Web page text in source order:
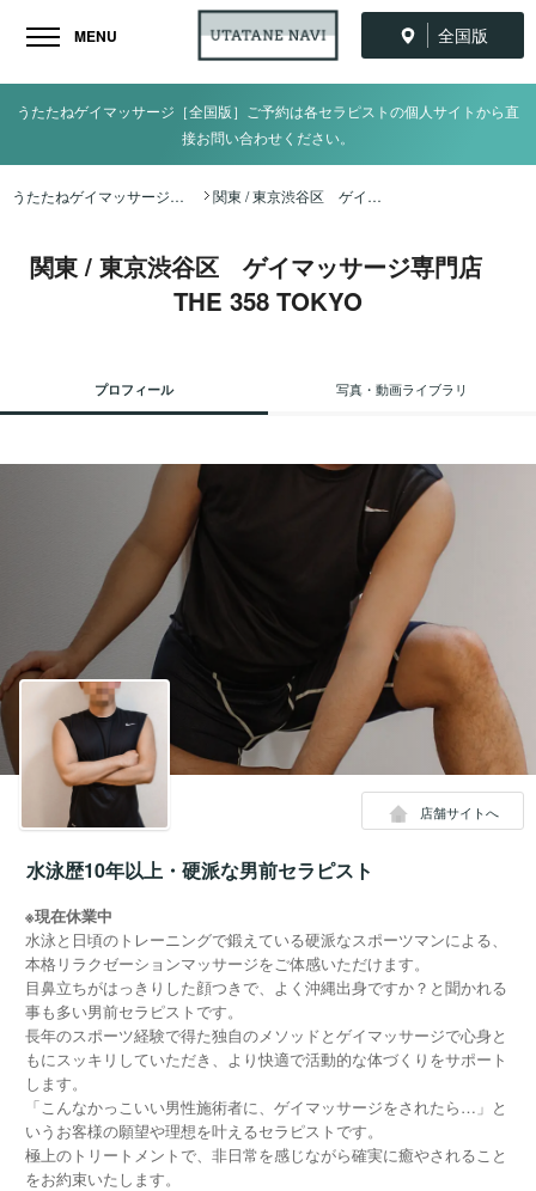
全国版
MENU
うたたねゲイマッサージ［全国版］ご予約は各セラピストの個人サイトから直
接お問い合わせください。
うたたねゲイマッサージ全国ナビ TOP 関東 / 東京渋谷区 ゲイマッサージ専門店 THE 358 TOKYO
関東 / 東京渋谷区 ゲイマッサージ専門店
THE 358 TOKYO
プロフィール 写真・動画ライブラリ
店舗サイトへ
水泳歴10年以上・硬派な男前セラピスト
※現在休業中
水泳と日頃のトレーニングで鍛えている硬派なスポーツマンによる、
本格リラクゼーションマッサージをご体感いただけます。
目鼻立ちがはっきりした顔つきで、よく沖縄出身ですか？と聞かれる
事も多い男前セラピストです。
長年のスポーツ経験で得た独自のメソッドとゲイマッサージで心身と
もにスッキリしていただき、より快適で活動的な体づくりをサポート
します。
「こんなかっこいい男性施術者に、ゲイマッサージをされたら…」と
いうお客様の願望や理想を叶えるセラピストです。
極上のトリートメントで、非日常を感じながら確実に癒やされること
をお約束いたします。